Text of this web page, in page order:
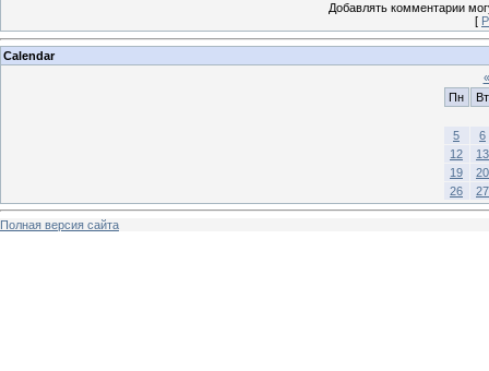
Добавлять комментарии
[
Calendar
«
Пн
Вт
5
6
12
13
19
20
26
27
Полная версия сайта